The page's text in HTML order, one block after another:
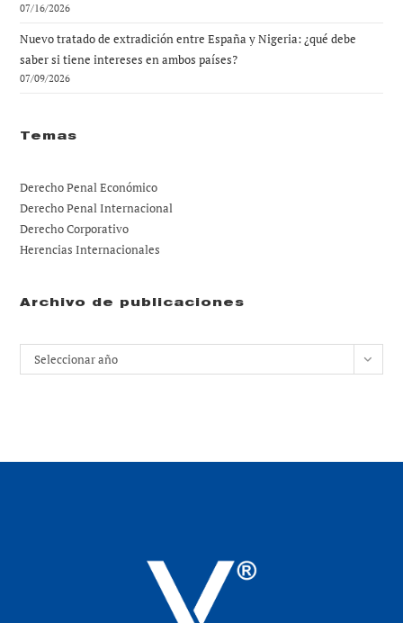
07/16/2026
Nuevo tratado de extradición entre España y Nigeria: ¿qué debe
saber si tiene intereses en ambos países?
07/09/2026
Temas
Derecho Penal Económico
Derecho Penal Internacional
Derecho Corporativo
Herencias Internacionales
Archivo de publicaciones
Archivos
Seleccionar año